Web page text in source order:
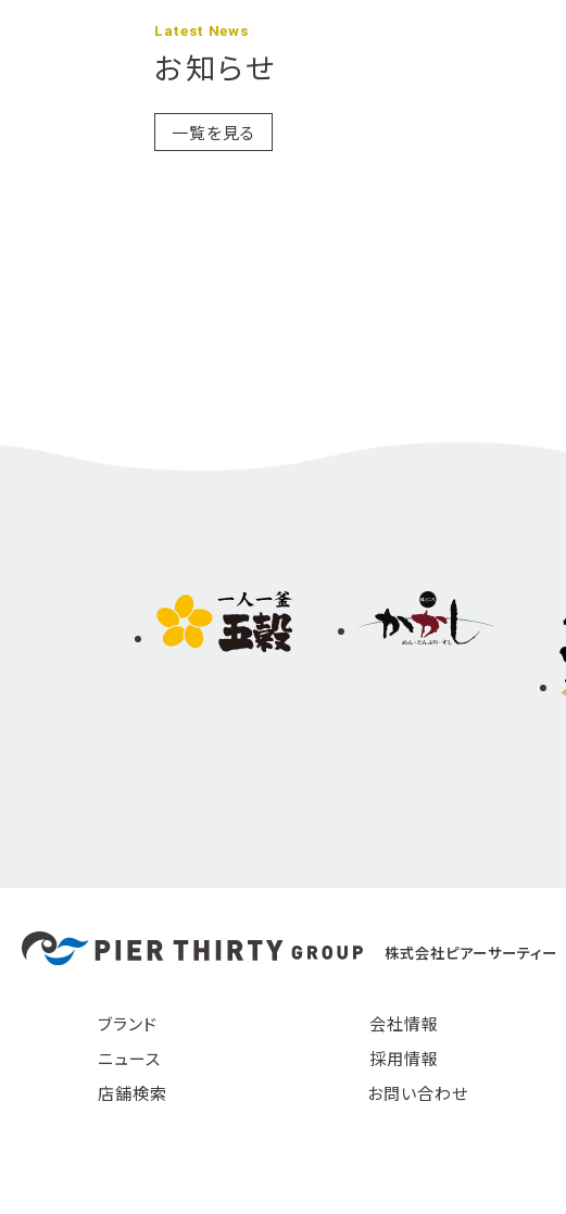
Latest News
お知らせ
一覧を見る
株式会社ピアーサーティー
ブランド
会社情報
ニュース
採用情報
店舗検索
お問い合わせ